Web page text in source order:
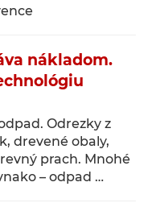
nákladom.
Odrezky z
drevené obaly,
prach. Mnohé
– odpad …